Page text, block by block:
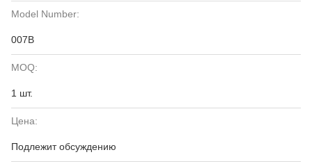
Model Number:
007B
MOQ:
1 шт.
Цена:
Подлежит обсуждению